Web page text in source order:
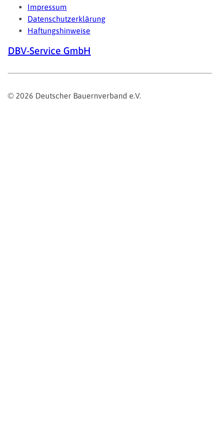
Impressum
Datenschutzerklärung
Haftungshinweise
DBV-Service GmbH
© 2026 Deutscher Bauernverband e.V.